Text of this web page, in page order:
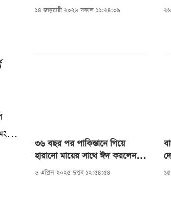
১৪ জানুয়ারী ২০২৬ সকাল ১১:২৪:০৯
৩৬ বছর পর পাকিস্তানে গিয়ে
হারানো মায়ের সাথে ঈদ করলেন
সাংবাদিক আশিক
৬ এপ্রিল ২০২৫ দুপুর ১২:৫৪:৫৪